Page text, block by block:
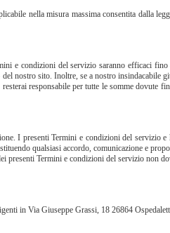
nella misura massima consentita dalla
e condizioni del servizio saranno efficaci fino
nostro sito. Inoltre, se a nostro insindacabile
responsabile per tutte le somme dovute
I presenti Termini e condizioni del servizio
qualsiasi accordo, comunicazione e
presenti Termini e condizioni del servizio non
in Via Giuseppe Grassi, 18 26864